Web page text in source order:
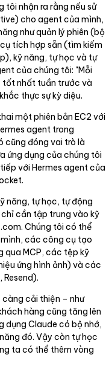
tôi nhận ra rằng nếu sử
cho agent của mình,
như quản lý phiên (bộ
tích hợp sẵn (tìm kiếm
kỹ năng, tự học và tự
của chúng tôi: "Mỗi
tốt nhất tuần trước và
thực sự kỳ diệu.
một phiên bản EC2 với
agent trong
cũng đóng vai trò là
ứng dụng của chúng tôi
với Hermes agent của
năng, tự học, tự động
cần tập trung vào kỹ
Chúng tôi có thể
các công cụ tạo
qua MCP, các tệp kỹ
ứng hình ảnh) và các
cải thiện – như
hàng cũng tăng lên
dụng Claude có bộ nhớ,
đó. Vậy còn tự học
ta có thể thêm vòng